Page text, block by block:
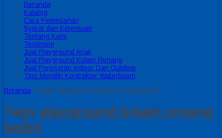
Beranda
Katalog
Cara Pemesanan
Syarat dan Ketentuan
Tentang Kami
Testimoni
Jual Playground Anak
Jual Playground Kolam Renang
Jual Perosotan Indoor Dan Outdoor
Tips Memilih Kontraktor Waterboom
Beranda » Tags "playground kolam renang kediri"
Tags playground kolam renang
kediri